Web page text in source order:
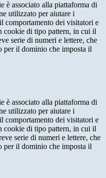
è associato alla piattaforma di
utilizzato per aiutare i
comportamento dei visitatori e
cookie di tipo pattern, in cui il
serie di numeri e lettere, che
per il dominio che imposta il
è associato alla piattaforma di
utilizzato per aiutare i
comportamento dei visitatori e
cookie di tipo pattern, in cui il
serie di numeri e lettere, che
per il dominio che imposta il